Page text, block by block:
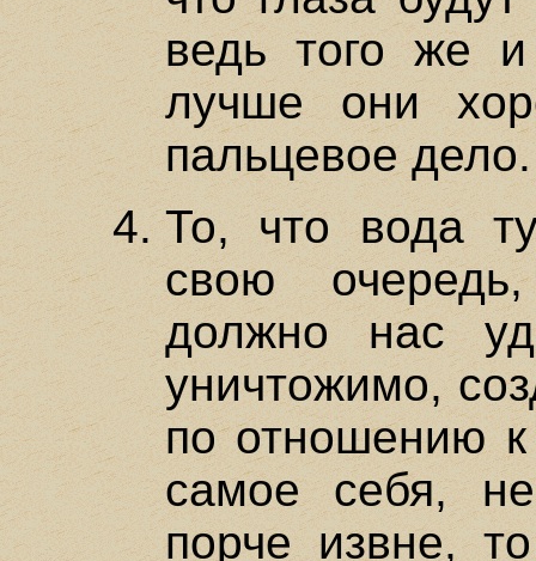
ведь того же
лучше они
пальцевое дело.
То, что вода
свою
должно нас
уничтожимо,
по отношению к
самое себя,
порче извне,